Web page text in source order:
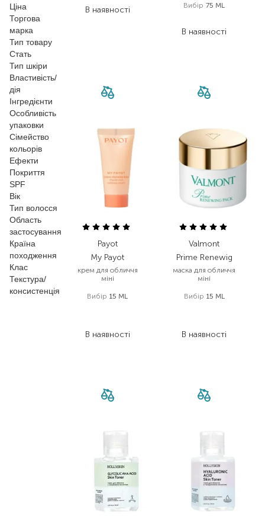
Ціна
Торгова
марка
Тип товару
Стать
Тип шкіри
Властивість/
дія
Інгредієнти
Особливість
упаковки
Сімейство
кольорів
Ефекти
Покриття
SPF
Вік
Тип волосся
Область
застосування
Країна
походження
Клас
Текстура/
консистенція
В наявності
Вибір 75 ML
В наявності
Payot
My Payot
крем для обличчя
міні
Вибір 15 ML
В наявності
Valmont
Prime Renewig
маска для обличчя
міні
Вибір 15 ML
В наявності